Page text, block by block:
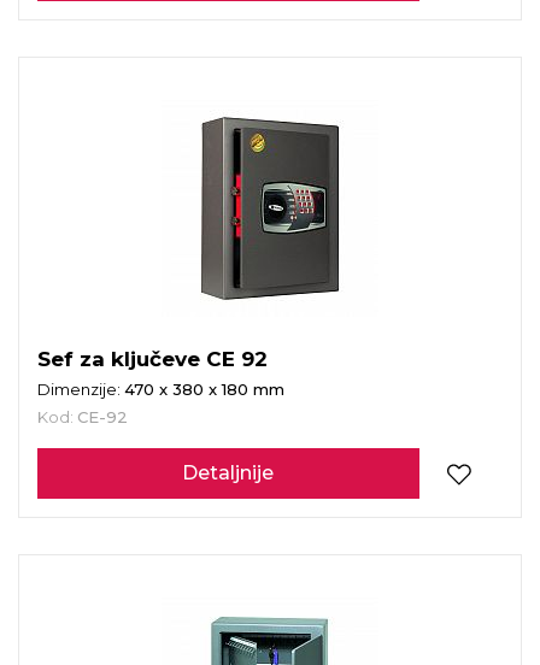
Sef za ključeve CE 92
Dimenzije: 470 x 380 x 180 mm
Kod: CE-92
Detaljnije